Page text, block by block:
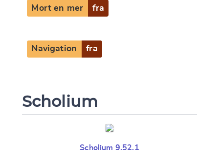
Mort en mer fra
Navigation fra
Scholium
Scholium 9.52.1
Change language